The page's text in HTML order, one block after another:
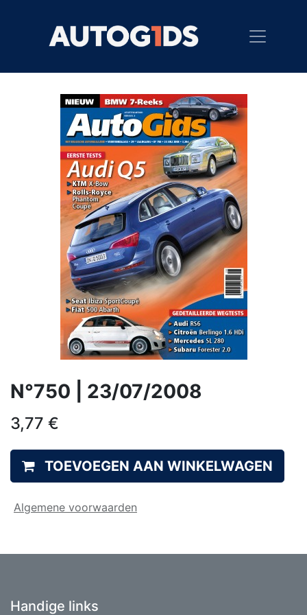
N°750 | 23/07/2008
3,77 €
TOEVOEGEN AAN WINKELWAGEN
Algemene voorwaarden
Handige links